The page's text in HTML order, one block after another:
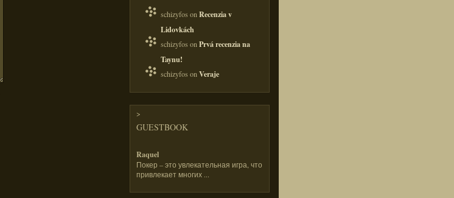
schizyfos onRecenzia v
Lidovkách
schizyfos onPrvá recenzia na
Taynu!
schizyfos onVeraje
>
GUESTBOOK
Raquel
Покер – это увлекательная игра, что
привлекает многих ...